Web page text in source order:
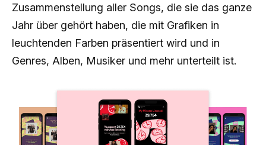
Zusammenstellung aller Songs, die sie das ganze
Jahr über gehört haben, die mit Grafiken in
leuchtenden Farben präsentiert wird und in
Genres, Alben, Musiker und mehr unterteilt ist.